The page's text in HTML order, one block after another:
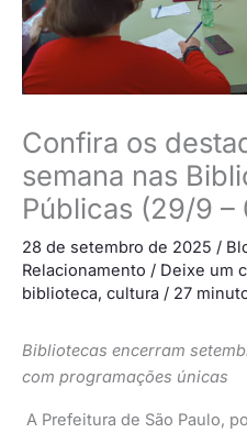
Confira os
semana nas
Públicas (29/9 –
28 de setembro de 2025 /
Relacionamento / Deixe um
biblioteca, cultura / 27
Bibliotecas encerram
com programações únicas
A Prefeitura de São Paulo,